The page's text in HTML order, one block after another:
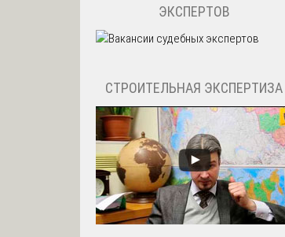
ЭКСПЕРТОВ
СТРОИТЕЛЬНАЯ ЭКСПЕРТИЗА